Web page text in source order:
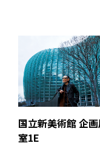
国立新美術館 企
室1E